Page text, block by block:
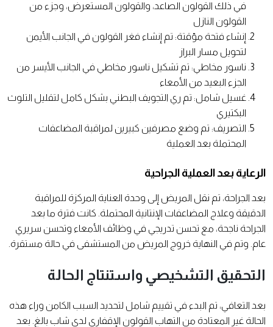
في ذلك القولون الصاعد، والقولون المستعرض، وجزء من
القولون النازل
إنشاء فتحة مؤقتة: تم إنشاء فغر القولون في الجانب الأيمن
لتحويل مسار البراز
ناسور مخاطي: تم تشكيل ناسور مخاطي في الجانب الأيسر من
الجزء البعيد من الأمعاء
غسيل شامل: تم ري التجويف البطني بشكل كامل لتقليل التلوث
البكتيري
التصريف: تم وضع مصرفين كبيرين لمراقبة المضاعفات
المحتملة بعد العملية
الرعاية بعد العملية الجراحية
بعد الجراحة، تم نقل المريض إلى وحدة العناية المركزة للمراقبة
الدقيقة وعلاج المضاعفات الإنتانية المحتملة. كانت فترة ما بعد
الجراحة ناجحة، مع تحسن تدريجي في وظائف الأمعاء وتحسن سريري
عام. وتم في النهاية خروج المريض من المستشفى في حالة مستقرة.
التحقيق التشخيصي واستنتاج الحالة
بعد التعافي، تم البدء في تقييم شامل لتحديد السبب الكامن وراء هذه
الحالة غير المعتادة من التهاب القولون الإقفاري لدى شاب بالغ. بعد